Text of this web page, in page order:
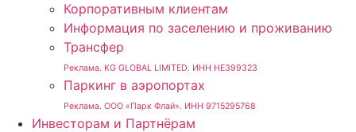
Корпоративным клиентам
Информация по заселению и проживанию
Трансфер
Реклама. KG GLOBAL LIMITED. ИНН HE399323
Паркинг в аэропортах
Реклама. ООО «Парк Флай». ИНН 9715295768
Инвесторам и Партнёрам